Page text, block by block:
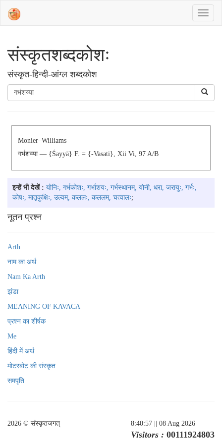
संस्‍कृतशब्‍दकोशः
संस्‍कृत-हिन्दी-आंग्ल शब्दकोश
Monier–Williams
गर्भशय्या — {śayyā} F. = {-Vasati}, Xii Vi, 97 A/b
इन्हें भी देखें : योनिः, गर्भकोशः, गर्भाशयः, गर्भस्थानम्, योनी, धरा, जरायुः, गर्भः,
कोषः, मातृकुक्षिः, उल्वम्, कललः, कललम्, चत्वालः;
नूतन प्रश्न
Arth
नाम का अर्थ
Nam Ka Arth
झंडा
MEANING OF KAVACA
प्रश्न का शीर्षक
Me
हिंदी में अर्थ
मोटरबोट की संस्कृत
समपृति
2026 © संस्कृतजगत् 8:40:57 || 08 Aug 2026
Visitors : 00111924803